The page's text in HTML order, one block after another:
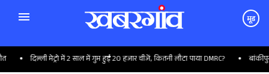
मूड
दिल्ली मेट्रो में 2 साल में गुम हुईं 20 हजार चीजें, कितनी लौटा पाया DMRC? बांकीपुर ने